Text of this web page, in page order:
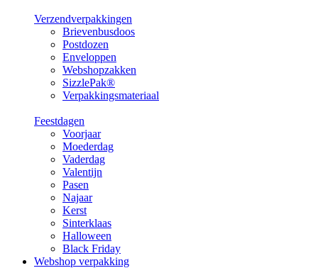
Verzendverpakkingen
Brievenbusdoos
Postdozen
Enveloppen
Webshopzakken
SizzlePak®
Verpakkingsmateriaal
Feestdagen
Voorjaar
Moederdag
Vaderdag
Valentijn
Pasen
Najaar
Kerst
Sinterklaas
Halloween
Black Friday
Webshop verpakking